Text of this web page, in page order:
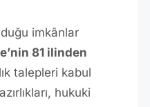
imkânlar
81 ilinden
talepleri kabul
hukuki